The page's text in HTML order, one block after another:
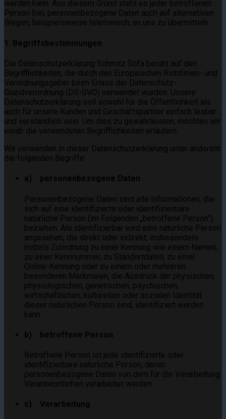
werden kann. Aus diesem Grund steht es jeder betroffenen
Person frei, personenbezogene Daten auch auf alternativen
Wegen, beispielsweise telefonisch, an uns zu übermitteln.
1. Begriffsbestimmungen
Die Datenschutzerklärung Schmitz Sofa beruht auf den
Begrifflichkeiten, die durch den Europäischen Richtlinien- und
Verordnungsgeber beim Erlass der Datenschutz-
Grundverordnung (DS-GVO) verwendet wurden. Unsere
Datenschutzerklärung soll sowohl für die Öffentlichkeit als
auch für unsere Kunden und Geschäftspartner einfach lesbar
und verständlich sein. Um dies zu gewährleisten, möchten wir
vorab die verwendeten Begrifflichkeiten erläutern.
Wir verwenden in dieser Datenschutzerklärung unter anderem
die folgenden Begriffe:
a) personenbezogene Daten
Personenbezogene Daten sind alle Informationen, die
sich auf eine identifizierte oder identifizierbare
natürliche Person (im Folgenden „betroffene Person“)
beziehen. Als identifizierbar wird eine natürliche Person
angesehen, die direkt oder indirekt, insbesondere
mittels Zuordnung zu einer Kennung wie einem Namen,
zu einer Kennnummer, zu Standortdaten, zu einer
Online-Kennung oder zu einem oder mehreren
besonderen Merkmalen, die Ausdruck der physischen,
physiologischen, genetischen, psychischen,
wirtschaftlichen, kulturellen oder sozialen Identität
dieser natürlichen Person sind, identifiziert werden
kann.
b) betroffene Person
Betroffene Person ist jede identifizierte oder
identifizierbare natürliche Person, deren
personenbezogene Daten von dem für die Verarbeitung
Verantwortlichen verarbeitet werden.
c) Verarbeitung